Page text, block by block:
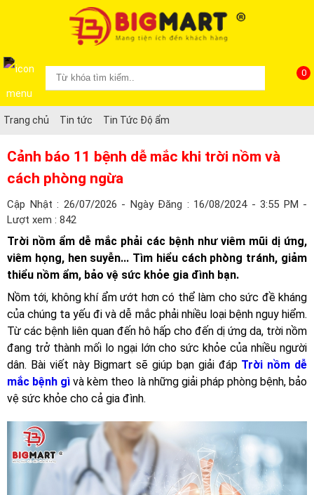
0
Trang chủ Tin tức Tin Tức Độ ẩm
Cảnh báo 11 bệnh dễ mắc khi trời nồm và
cách phòng ngừa
Cập Nhật : 26/07/2026 - Ngày Đăng : 16/08/2024 - 3:55 PM -
Lượt xem : 842
Trời nồm ẩm dễ mắc phải các bệnh như viêm mũi dị ứng,
viêm họng, hen suyễn... Tìm hiểu cách phòng tránh, giảm
thiểu nồm ẩm, bảo vệ sức khỏe gia đình bạn.
Nồm tới, không khí ẩm ướt hơn có thể làm cho sức đề kháng
của chúng ta yếu đi và dễ mắc phải nhiều loại bệnh nguy hiểm.
Từ các bệnh liên quan đến hô hấp cho đến dị ứng da, trời nồm
đang trở thành mối lo ngại lớn cho sức khỏe của nhiều người
dân. Bài viết này Bigmart sẽ giúp bạn giải đáp Trời nồm dễ
mắc bệnh gì và kèm theo là những giải pháp phòng bệnh, bảo
vệ sức khỏe cho cả gia đình.